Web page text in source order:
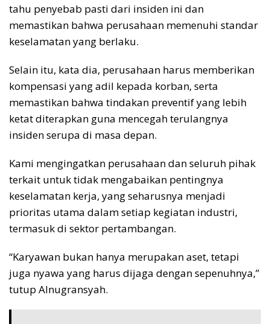
tahu penyebab pasti dari insiden ini dan
memastikan bahwa perusahaan memenuhi standar
keselamatan yang berlaku.
Selain itu, kata dia, perusahaan harus memberikan
kompensasi yang adil kepada korban, serta
memastikan bahwa tindakan preventif yang lebih
ketat diterapkan guna mencegah terulangnya
insiden serupa di masa depan.
Kami mengingatkan perusahaan dan seluruh pihak
terkait untuk tidak mengabaikan pentingnya
keselamatan kerja, yang seharusnya menjadi
prioritas utama dalam setiap kegiatan industri,
termasuk di sektor pertambangan.
“Karyawan bukan hanya merupakan aset, tetapi
juga nyawa yang harus dijaga dengan sepenuhnya,”
tutup Alnugransyah.